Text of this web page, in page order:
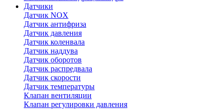
Датчики
Датчик NOX
Датчик антифриза
Датчик давления
Датчик коленвала
Датчик наддува
Датчик оборотов
Датчик распредвала
Датчик скорости
Датчик температуры
Клапан вентиляции
Клапан регулировки давления